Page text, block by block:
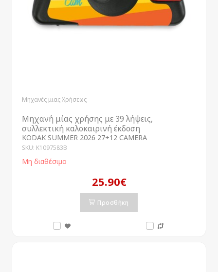
Μηχανές μιας Χρήσεως
Μηχανή μίας χρήσης με 39 λήψεις,
συλλεκτική καλοκαιρινή έκδοση
KODAK SUMMER 2026 27+12 CAMERA
SKU: K1097583B
Μη διαθέσιμο
25.90€
Προσθήκη